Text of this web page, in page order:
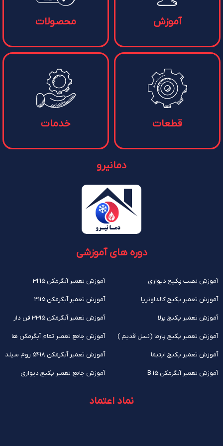
آموزش محصولات
قطعات خدمات
دمانیرو
دوره های آموزشی
آموزش نصب پکیج دیواری
آموزش تعمیر پکیج کالداونزیا
آموزش تعمیر پکیج پرلا
آموزش تعمیر پکیج پارما (نسل قدیم )
آموزش تعمیر پکیج اپتیما
آموزش تعمیر آبگرمکن B.15
آموزش تعمیر آبگرمکن 3215
آموزش تعمیر آبگرمکن 3115
آموزش تعمیر آبگرمکن 3315 فن دار
آموزش جامع تعمیر تمام آبگرمکن ها
آموزش تعمیر آبگرمکن 5418 روم سیلد
آموزش جامع تعمیر پکیج دیواری
نماد اعتماد